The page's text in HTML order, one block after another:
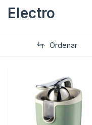
Electro
Ordenar